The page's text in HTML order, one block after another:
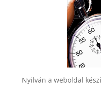
Nyilván a weboldal